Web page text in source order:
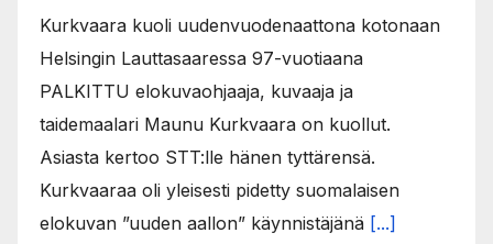
Kurkvaara kuoli uudenvuodenaattona kotonaan
Helsingin Lauttasaaressa 97-vuotiaana
PALKITTU elokuvaohjaaja, kuvaaja ja
taidemaalari Maunu Kurkvaara on kuollut.
Asiasta kertoo STT:lle hänen tyttärensä.
Kurkvaaraa oli yleisesti pidetty suomalaisen
elokuvan ”uuden aallon” käynnistäjänä [...]